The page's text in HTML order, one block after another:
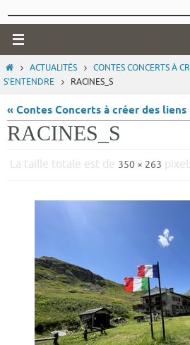
HOMEACTUALITÉS
CONTES CONCERTS À
S'ENTENDRE
RACINES_S
« Contes Concerts à créer des
RACINES_S
La taille totale est de 350 × 263